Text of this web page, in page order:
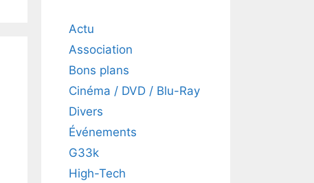
Actu
Association
Bons plans
Cinéma / DVD / Blu-Ray
Divers
Événements
G33k
High-Tech